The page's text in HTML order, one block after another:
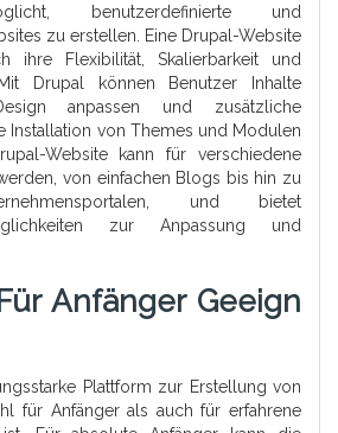
benutzerdefinierte und
zu erstellen. Eine Drupal-Website
ihre Flexibilität, Skalierbarkeit und
Drupal können Benutzer Inhalte
anpassen und zusätzliche
Installation von Themes und Modulen
Website kann für verschiedene
von einfachen Blogs bis hin zu
und bietet
zur Anpassung und
Anfänger Geeign
Plattform zur Erstellung von
für Anfänger als auch für erfahrene